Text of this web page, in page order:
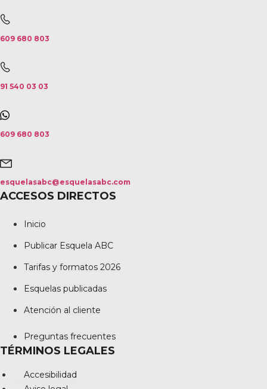
609 680 803
91 540 03 03
609 680 803
esquelasabc@esquelasabc.com
ACCESOS DIRECTOS
Inicio
Publicar Esquela ABC
Tarifas y formatos 2026
Esquelas publicadas
Atención al cliente
Preguntas frecuentes
TÉRMINOS LEGALES
Accesibilidad